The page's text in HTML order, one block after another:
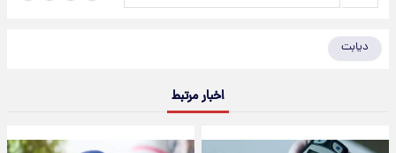
دیابت
اخبار مرتبط